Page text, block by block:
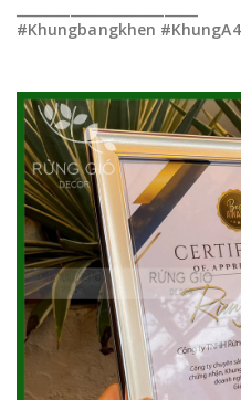
#Khungbangkhen